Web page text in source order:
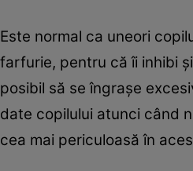
Este normal ca uneori
farfurie, pentru că îi inhibi
posibil să se îngraşe
date copilului atunci când
cea mai periculoasă în